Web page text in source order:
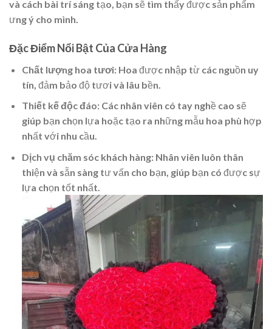
và cách bài trí sáng tạo, bạn sẽ tìm thấy được sản phẩm
ưng ý cho mình.
Đặc Điểm Nổi Bật Của Cửa Hàng
Chất lượng hoa tươi: Hoa được nhập từ các nguồn uy
tín, đảm bảo độ tươi và lâu bền.
Thiết kế độc đáo: Các nhân viên có tay nghề cao sẽ
giúp bạn chọn lựa hoặc tạo ra những mẫu hoa phù hợp
nhất với nhu cầu.
Dịch vụ chăm sóc khách hàng: Nhân viên luôn thân
thiện và sẵn sàng tư vấn cho bạn, giúp bạn có được sự
lựa chọn tốt nhất.